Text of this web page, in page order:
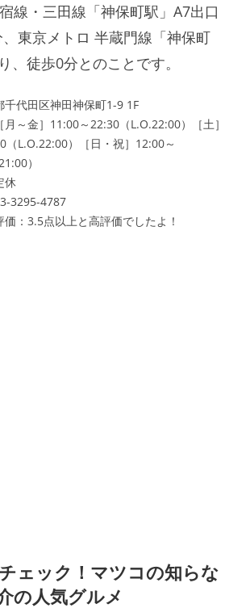
線・三田線「神保町駅」A7出口
東京メトロ 半蔵門線「神保町
、徒歩0分とのことです。
千代田区神田神保町1-9 1F
～金］11:00～22:30（L.O.22:00）［土］
（L.O.22:00）［日・祝］12:00～
）
休
3295-4787
：3.5点以上と高評価でしたよ！
ェック！マツコの知らな
の人気グルメ